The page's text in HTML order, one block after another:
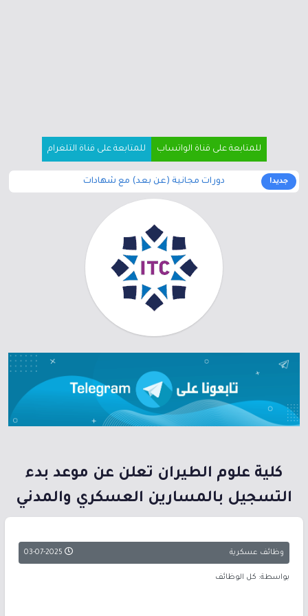
للمتابعة على قناة الواتساب للمتابعة على قناة التلغرام
جديد! دورات مجانية (عن بعد) مع شهادات
كلية علوم الطيران تعلن عن موعد بدء
التسجيل بالمسارين العسكري والمدني
وظائف عسكرية 03-07-2025
بواسطة: كل الوظائف